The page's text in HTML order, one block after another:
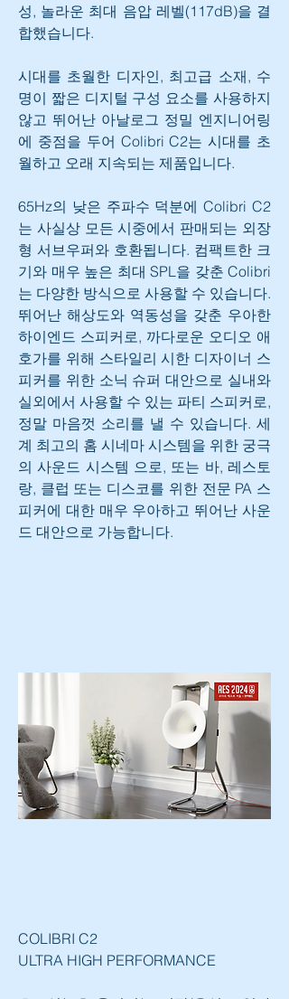
성, 놀라운 최대 음압 레벨(117dB)을 결
합했습니다.
시대를 초월한 디자인, 최고급 소재, 수
명이 짧은 디지털 구성 요소를 사용하지
않고 뛰어난 아날로그 정밀 엔지니어링
에 중점을 두어 Colibri C2는 시대를 초
월하고 오래 지속되는 제품입니다.
65Hz의 낮은 주파수 덕분에 Colibri C2
는 사실상 모든 시중에서 판매되는 외장
형 서브우퍼와 호환됩니다. 컴팩트한 크
기와 매우 높은 최대 SPL을 갖춘 Colibri
는 다양한 방식으로 사용할 수 있습니다.
뛰어난 해상도와 역동성을 갖춘 우아한
하이엔드 스피커로, 까다로운 오디오 애
호가를 위해 스타일리 시한 디자이너 스
피커를 위한 소닉 슈퍼 대안으로 실내와
실외에서 사용할 수 있는 파티 스피커로,
정말 마음껏 소리를 낼 수 있습니다. 세
계 최고의 홈 시네마 시스템을 위한 궁극
의 사운드 시스템 으로, 또는 바, 레스토
랑, 클럽 또는 디스코를 위한 전문 PA 스
피커에 대한 매우 우아하고 뛰어난 사운
드 대안으로 가능합니다.
COLIBRI C2
ULTRA HIGH PERFORMANCE